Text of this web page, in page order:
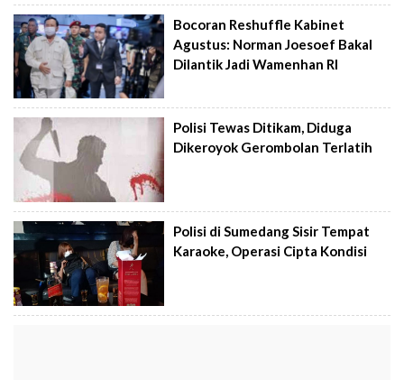
Bocoran Reshuffle Kabinet
Agustus: Norman Joesoef Bakal
Dilantik Jadi Wamenhan RI
Polisi Tewas Ditikam, Diduga
Dikeroyok Gerombolan Terlatih
Polisi di Sumedang Sisir Tempat
Karaoke, Operasi Cipta Kondisi